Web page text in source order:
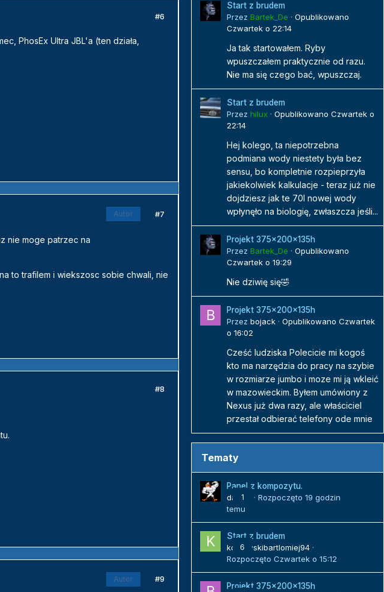
#6
PhosEx Ultra JBL'a (ten działa,
Autor #7
nie moge patrzec na
to trafilem i wiekszosc sobie chwali, nie
#8
Autor #9
Start z brudem
Przez Bartek_De · Opublikowano
Czwartek o 22:14
Ja tak startowałem. Ryby
wpuszczałem praktycznie od razu.
Nie ma się czego bać, wpuszczaj.
Start z brudem
Przez hilux · Opublikowano Czwartek o
22:14
Hej kolego, ta niepotrzebna
podmiana wody niestety była bez
sensu, bo kompletnie rozpieprzyła
jakiekolwiek kalkulacje - teraz już nie
dojdziesz jak te 70l nowej wody
wpłynęło na biologię, zwłaszcza jeśli...
Projekt 375x200x135h
Przez Bartek_De · Opublikowano
Czwartek o 19:29
Nie dziwię się🤣
Projekt 375x200x135h
Przez bojack · Opublikowano Czwartek
o 16:02
Cześć ludziska Polecicie mi kogoś
kto ma narzędzia do pracy na szybie
w rozmiarze jumbo i moze mi ją wkleić
w mazowieckim. Byłem umówiony z
Nexus już dwa razy, ale właściciel
przestał odbierać telefony ode mnie
Tematy
1
Panel z kompozytu.
danielj
· Rozpoczęto 19 godzin
temu
6
Start z brudem
kozlowskibartlomiej94 ·
Rozpoczęto Czwartek o 15:12
Projekt 375x200x135h